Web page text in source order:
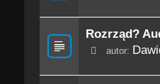
Rozrząd?
autor: